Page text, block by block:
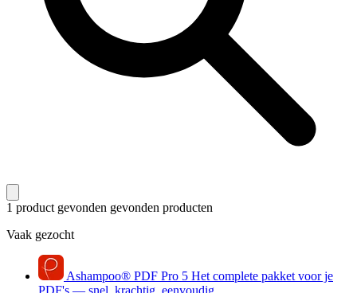
1 product gevonden gevonden producten
Vaak gezocht
Ashampoo® PDF Pro 5 Het complete pakket voor je
PDF's — snel, krachtig, eenvoudig